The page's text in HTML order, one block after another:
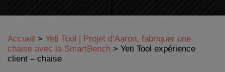
Accueil > Yeti Tool | Projet d’Aaron, fabriquer une
chaise avec la SmartBench > Yeti Tool expérience
client – chaise